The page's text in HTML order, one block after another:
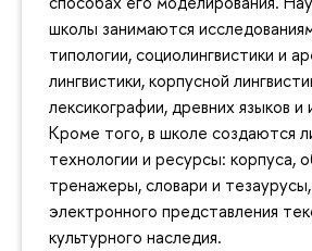
школы занимаются
типологии, социолингвистики и
лингвистики, корпусной
лексикографии, древних языков и
Кроме того, в школе создаются
технологии и ресурсы: корпуса,
тренажеры, словари и
электронного представления
культурного наследия.